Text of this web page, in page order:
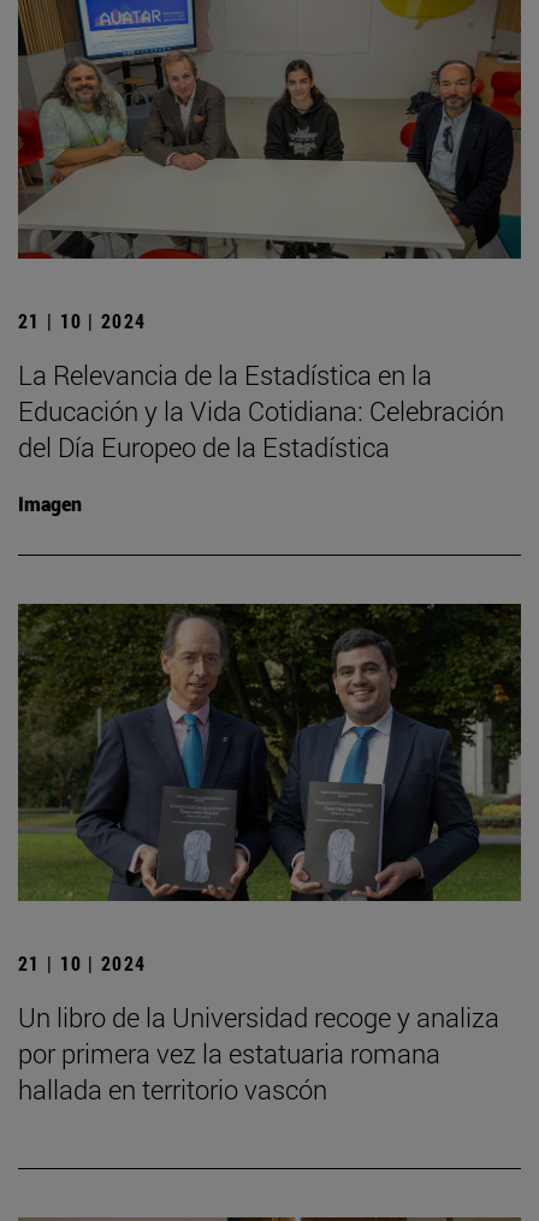
21 | 10 | 2024
La Relevancia de la Estadística en la
Educación y la Vida Cotidiana: Celebración
del Día Europeo de la Estadística
Imagen
21 | 10 | 2024
Un libro de la Universidad recoge y analiza
por primera vez la estatuaria romana
hallada en territorio vascón